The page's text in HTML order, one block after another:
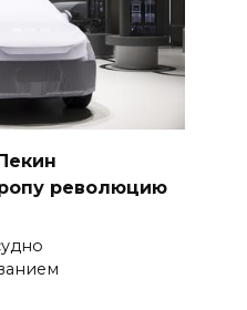
революцию